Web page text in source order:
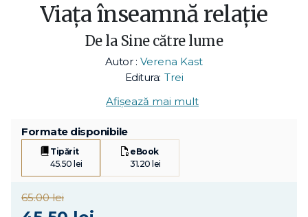
Viața înseamnă relație
De la Sine către lume
Autor : Verena Kast
Editura: Trei
Afișează mai mult
Formate disponibile
Tipărit
45.50 lei
eBook
31.20 lei
65.00 lei